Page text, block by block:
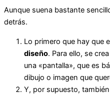
Aunque suena bastante
detrás.
Lo primero que hay que
diseño. Para ello, se
una «pantalla», que es
dibujo o imagen que
Y, por supuesto,